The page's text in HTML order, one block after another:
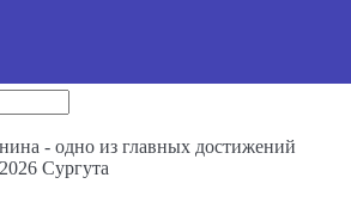
- одно из главных достижений
Сургута